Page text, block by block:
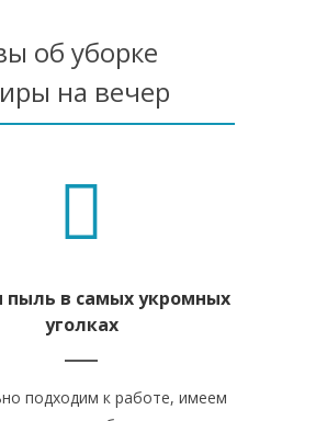
об уборке
на вечер
пыль в самых укромных
уголках
подходим к работе, имеем